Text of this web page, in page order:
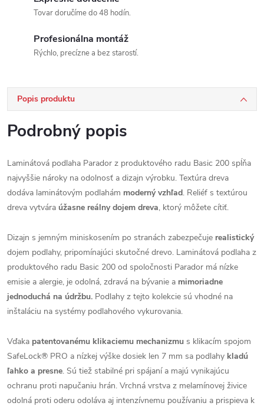
Tovar doručíme do 48 hodín.
Profesionálna montáž
Rýchlo, precízne a bez starostí.
Popis produktu
Podrobný popis
Laminátová podlaha Parador z produktového radu Basic 200 spĺňa
najvyššie nároky na odolnosť a dizajn výrobku. Textúra dreva
dodáva laminátovým podlahám moderný vzhľad. Reliéf s textúrou
dreva vytvára úžasne reálny dojem dreva, ktorý môžete cítiť.
Dizajn s jemným miniskosením po stranách zabezpečuje realistický
dojem podlahy, pripomínajúci skutočné drevo. Laminátová podlaha z
produktového radu Basic 200 od spoločnosti Parador má nízke
emisie a alergie, je odolná, zdravá na bývanie a mimoriadne
jednoduchá na údržbu. Podlahy z tejto kolekcie sú vhodné na
inštaláciu na systémy podlahového vykurovania.
Vďaka patentovanému klikaciemu mechanizmu s klikacím spojom
SafeLock® PRO a nízkej výške dosiek len 7 mm sa podlahy kladú
ľahko a presne. Sú tiež stabilné pri spájaní a majú vynikajúcu
ochranu proti napučaniu hrán. Vrchná vrstva z melamínovej živice
odolná proti oderu odoláva aj intenzívnemu používaniu a prispieva k